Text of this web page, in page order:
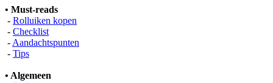
• Must-reads
- Rolluiken kopen
- Checklist
- Aandachtspunten
- Tips
• Algemeen